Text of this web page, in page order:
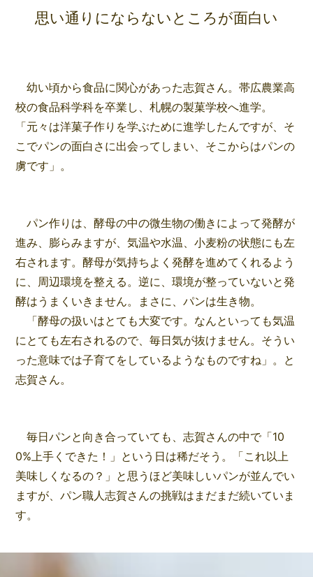
思い通りにならないところが面白い
幼い頃から食品に関心があった志賀さん。帯広農業高
校の食品科学科を卒業し、札幌の製菓学校へ進学。
「元々は洋菓子作りを学ぶために進学したんですが、そ
こでパンの面白さに出会ってしまい、そこからはパンの
虜です」。
パン作りは、酵母の中の微生物の働きによって発酵が
進み、膨らみますが、気温や水温、小麦粉の状態にも左
右されます。酵母が気持ちよく発酵を進めてくれるよう
に、周辺環境を整える。逆に、環境が整っていないと発
酵はうまくいきません。まさに、パンは生き物。
「酵母の扱いはとても大変です。なんといっても気温
にとても左右されるので、毎日気が抜けません。そうい
った意味では子育てをしているようなものですね」。と
志賀さん。
毎日パンと向き合っていても、志賀さんの中で「10
0%上手くできた！」という日は稀だそう。「これ以上
美味しくなるの？」と思うほど美味しいパンが並んでい
ますが、パン職人志賀さんの挑戦はまだまだ続いていま
す。